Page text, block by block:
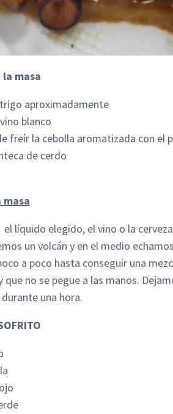
la masa
aproximadamente
blanco
freír la cebolla aromatizada con el
de cerdo
masa
líquido elegido, el vino o la
un volcán y en el medio
a poco hasta conseguir una
que no se pegue a las manos.
una hora.